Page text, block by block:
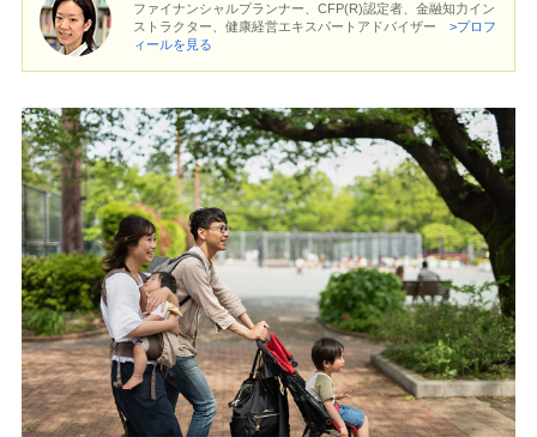
ファイナンシャルプランナー、CFP(R)認定者、金融知力イン
ストラクター、健康経営エキスパートアドバイザー >プロフ
ィールを見る